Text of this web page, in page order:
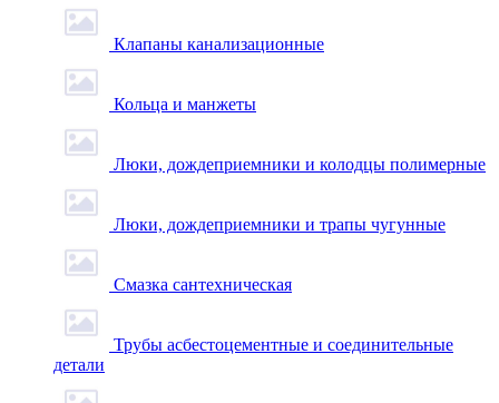
Клапаны канализационные
Кольца и манжеты
Люки, дождеприемники и колодцы полимерные
Люки, дождеприемники и трапы чугунные
Смазка сантехническая
Трубы асбестоцементные и соединительные
детали